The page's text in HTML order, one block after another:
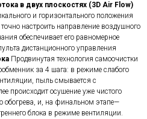
в двух плоскостях (3D Air Flow)
и горизонтального положения
настроить направление воздушного
обеспечивает его равномерное
дистанционного управления
Продвинутая технология самоочистки
за 4 шага: в режиме слабого
пыль смывается с
происходит осушение уже чистого
обогрева, и, на финальном этапе—
блока в режиме вентиляции.